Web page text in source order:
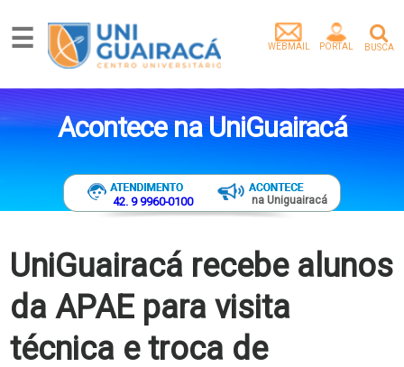
Graduação
Graduação
Extensão
Egressos
Extensão
Artigos
Instituição
Empresa
☰ BUSCA
PORTAL
WEBMAIL
Acontece na UniGuairacá
42. 9 9960-0100 na Uniguairacá
UniGuairacá recebe alunos
da APAE para visita
técnica e troca de